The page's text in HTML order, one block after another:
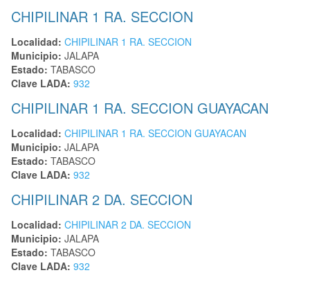
CHIPILINAR 1 RA. SECCION
Localidad: CHIPILINAR 1 RA. SECCION
Municipio: JALAPA
Estado: TABASCO
Clave LADA: 932
CHIPILINAR 1 RA. SECCION GUAYACAN
Localidad: CHIPILINAR 1 RA. SECCION GUAYACAN
Municipio: JALAPA
Estado: TABASCO
Clave LADA: 932
CHIPILINAR 2 DA. SECCION
Localidad: CHIPILINAR 2 DA. SECCION
Municipio: JALAPA
Estado: TABASCO
Clave LADA: 932